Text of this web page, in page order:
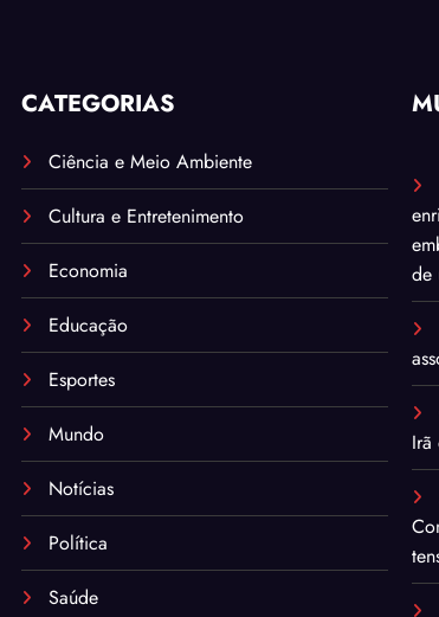
CATEGORIAS
Ciência e Meio Ambiente
Cultura e Entretenimento
Economia
Educação
Esportes
Mundo
Notícias
Política
Saúde
de
Irã